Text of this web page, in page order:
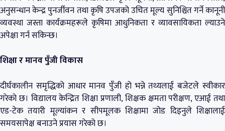
अनुसन्धान केन्द्र पुनर्जीवन तथा कृषि उपजको उचित मूल्य सुनिश्चित गर्ने कानूनी
व्यवस्था जस्ता कार्यक्रमहरूले कृषिमा आधुनिकता र व्यावसायिकता ल्याउने
अपेक्षा गर्न सकिन्छ।
शिक्षा र मानव पुँजी विकास
दीर्घकालीन समृद्धिको आधार मानव पुँजी हो भन्ने तथ्यलाई बजेटले स्वीकार
गरेको छ। विद्यालय केन्द्रित शिक्षा प्रणाली, शिक्षक क्षमता परीक्षण, एआई तथा
एड-टेक तयारी मूल्यांकन र सीपमूलक शिक्षामा जोड दिइनुले शिक्षालाई
समयसापेक्ष बनाउने प्रयास गरेको छ।